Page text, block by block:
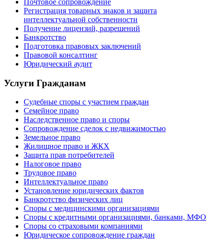
Почтовое сопровождение
Регистрация товарных знаков и защита
интеллектуальной собственности
Получение лицензий, разрешений
Банкротство
Подготовка правовых заключений
Правовой консалтинг
Юридический аудит
Услуги Гражданам
Судебные споры с участием граждан
Семейное право
Наследственное право и споры
Сопровождение сделок с недвижимостью
Земельное право
Жилищное право и ЖКХ
Защита прав потребителей
Налоговое право
Трудовое право
Интеллектуальное право
Установление юридических фактов
Банкротство физических лиц
Споры с медицинскими организациями
Споры с кредитными организациями, банками, МФО
Споры со страховыми компаниями
Юридическое сопровождение граждан